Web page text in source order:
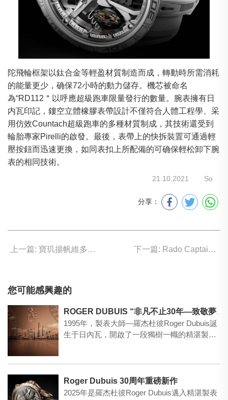
陀飛輪框架以鈦合金等輕盈材質制造而成，轉動時所需消耗
的能量更少，确保72小時的動力儲存。機芯被命名
為“RD112＂以呼應超級跑車限量發行的數量。腕表擁有日
内瓦印記，鏤空立體橡膠表帶設計不僅符合人體工程學、采
用仿效Countach超級跑車的多種材質制成，其技術還受到
輪胎專家Pirelli的啟發。最後，表帶上的快拆裝置可通過輕
壓按鈕而迅速更換，如同表扣上所配備的可确保輕松卸下腕
表的相同技術。
21.10.2021 So
分享：
上一篇: 寶玑揚帆維多利亞港 下一篇: Rado Captain Cook 獨一無二腕表
您可能感興趣的
1995年，製表大師—羅杰杜彼Roger Dubuis誕
生于日內瓦，開啟了一段獨樹一幟的精湛製表
Roger Dubuis 30周年重磅新作
2025年是羅杰杜彼Roger Dubuis邁入精湛製表